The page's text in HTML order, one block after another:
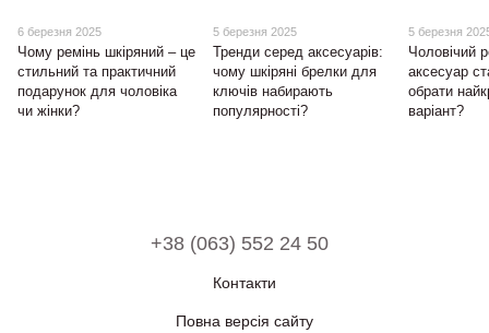
6 березня 2025
Чому ремінь шкіряний – це
стильний та практичний
подарунок для чоловіка
чи жінки?
5 березня 2025
Тренди серед аксесуарів:
чому шкіряні брелки для
ключів набирають
популярності?
5 березня
Чоловічий
аксесуар
обрати
варіант?
+38 (063) 552 24 50
Контакти
Повна версія сайту